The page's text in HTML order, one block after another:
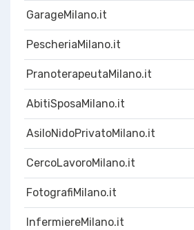
GarageMilano.it
PescheriaMilano.it
PranoterapeutaMilano.it
AbitiSposaMilano.it
AsiloNidoPrivatoMilano.it
CercoLavoroMilano.it
FotografiMilano.it
InfermiereMilano.it